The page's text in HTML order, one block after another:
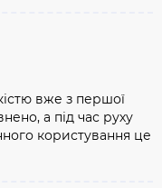
вже з першої
а під час руху
користування це